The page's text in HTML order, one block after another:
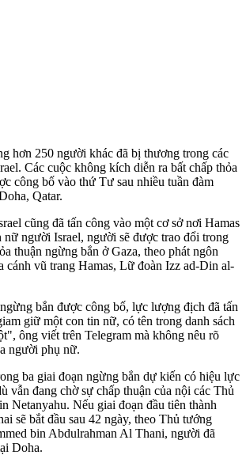
hơn 250 người khác đã bị thương trong các
Các cuộc không kích diễn ra bất chấp thỏa
công bố vào thứ Tư sau nhiều tuần đàm
Qatar.
cũng đã tấn công vào một cơ sở nơi Hamas
nữ người Israel, người sẽ được trao đổi trong
thuận ngừng bắn ở Gaza, theo phát ngôn
cánh vũ trang Hamas, Lữ đoàn Izz ad-Din al-
bắn được công bố, lực lượng địch đã tấn
giữ một con tin nữ, có tên trong danh sách
ông viết trên Telegram mà không nêu rõ
người phụ nữ.
ba giai đoạn ngừng bắn dự kiến có hiệu lực
vẫn đang chờ sự chấp thuận của nội các Thủ
Netanyahu. Nếu giai đoạn đầu tiên thành
sẽ bắt đầu sau 42 ngày, theo Thủ tướng
bin Abdulrahman Al Thani, người đã
Doha.